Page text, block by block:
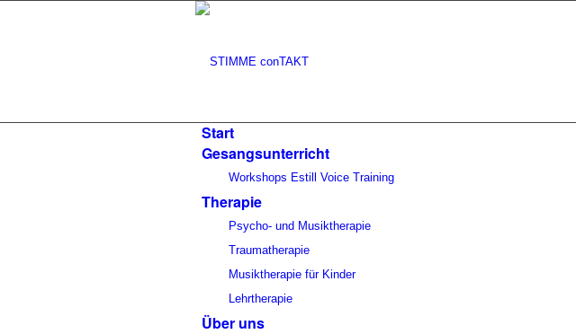
Start
Gesangsunterricht
Workshops Estill Voice Training
Therapie
Psycho- und Musiktherapie
Traumatherapie
Musiktherapie für Kinder
Lehrtherapie
Über uns